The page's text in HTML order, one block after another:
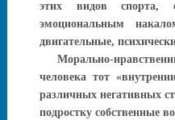
этих видов спорта,
эмоциональным
двигательные,
Морально-
человека тот
различных негативных
подростку собственные